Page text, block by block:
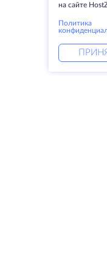
на сайте
Политика